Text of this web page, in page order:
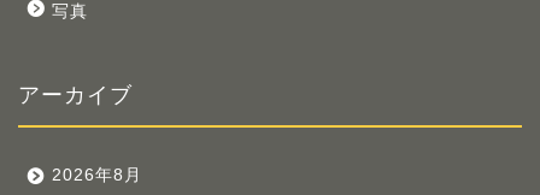
写真
アーカイブ
2026年8月